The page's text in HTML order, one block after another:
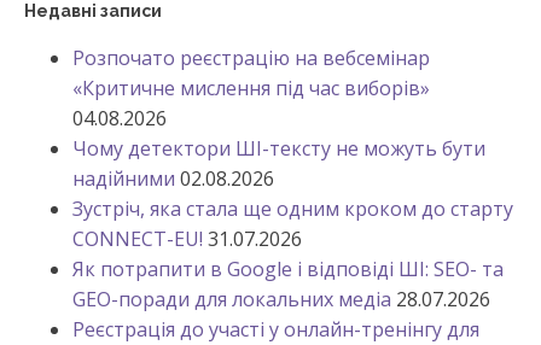
Недавні записи
Розпочато реєстрацію на вебсемінар
«Критичне мислення під час виборів»
04.08.2026
Чому детектори ШІ-тексту не можуть бути
надійними 02.08.2026
Зустріч, яка стала ще одним кроком до старту
CONNECT-EU! 31.07.2026
Як потрапити в Google і відповіді ШІ: SEO- та
GEO-поради для локальних медіа 28.07.2026
Реєстрація до участі у онлайн-тренінгу для